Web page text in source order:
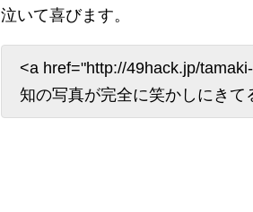
泣いて喜びます。
<a href="http://49hack.jp/
知の写真が完全に笑かしにきて